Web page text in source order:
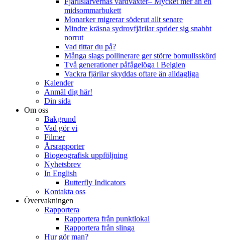
midsommarbukett
Monarker migrerar söderut allt senare
Mindre kräsna sydrovfjärilar sprider sig snabbt
norrut
Vad tittar du på?
Många slags pollinerare ger större bomullsskörd
Två generationer påfågelöga i Belgien
Vackra fjärilar skyddas oftare än alldagliga
Kalender
Anmäl dig här!
Din sida
Om oss
Bakgrund
Vad gör vi
Filmer
Årsrapporter
Biogeografisk uppföljning
Nyhetsbrev
In English
Butterfly Indicators
Kontakta oss
Övervakningen
Rapportera
Rapportera från punktlokal
Rapportera från slinga
Hur gör man?